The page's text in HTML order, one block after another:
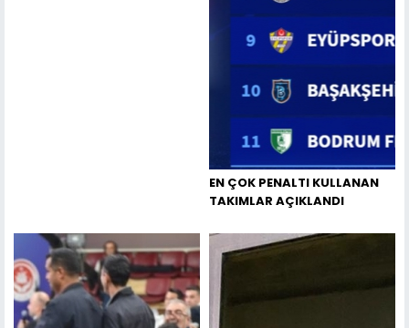
EN ÇOK PENALTI KULLANAN
TAKIMLAR AÇIKLANDI